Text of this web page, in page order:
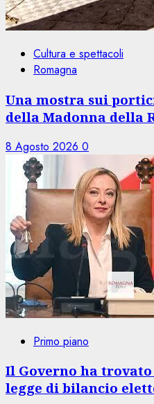
Cultura e spettacoli
Romagna
Una mostra sui
della Madonna della
8 Agosto 2026 0
Primo piano
Il Governo ha
legge di bilancio